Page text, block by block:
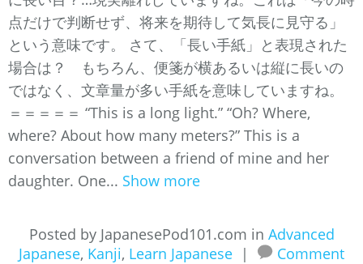
点だけで判断せず、将来を期待して気長に見守る」
という意味です。 さて、「長い手紙」と表現された
場合は？ もちろん、便箋が横あるいは縦に長いの
ではなく、文章量が多い手紙を意味していますね。
＝＝＝＝＝ “This is a long light.” “Oh? Where,
where? About how many meters?” This is a
conversation between a friend of mine and her
daughter. One... Show more
Posted by JapanesePod101.com in Advanced
Japanese, Kanji, Learn Japanese | Comment